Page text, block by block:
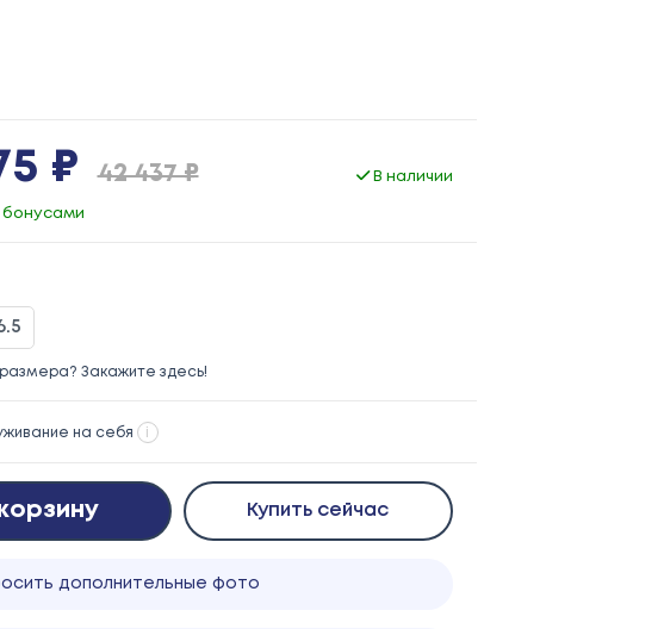
₽ 42 437 ₽ В наличии
бонусами
Закажите здесь!
на себя i
Купить сейчас
дополнительные фото